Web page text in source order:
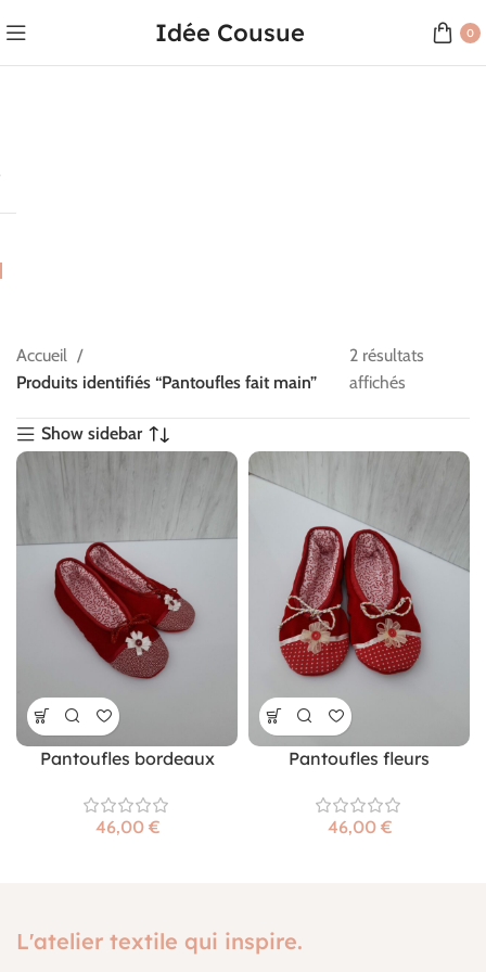
Idée Cousue 0
Accueil
Produits identifiés “Pantoufles fait main”
2 résultats
affichés
Show sidebar
Pantoufles bordeaux
€
Pantoufles fleurs
€
L'atelier textile qui inspire.